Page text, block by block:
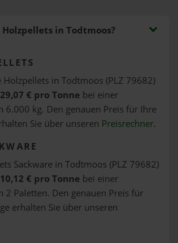
in Todtmoos?
Holzpellets in Todtmoos (PLZ 79682)
€ pro Tonne bei einer
6.000 kg. Den genauen Preis für Ihre
Sie über unseren Preisrechner.
Sackware in Todtmoos (PLZ 79682)
€ pro Tonne bei einer
2 Paletten. Den genauen Preis für
erhalten Sie über unseren